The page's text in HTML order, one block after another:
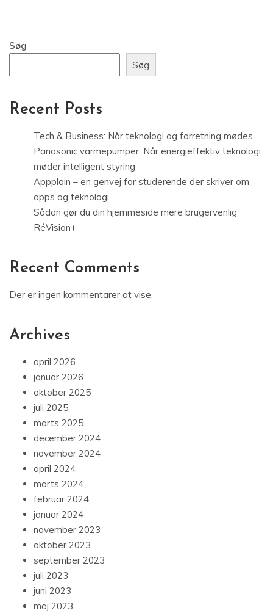
Søg
Søg
Recent Posts
Tech & Business: Når teknologi og forretning mødes
Panasonic varmepumper: Når energieffektiv teknologi
møder intelligent styring
Appplain – en genvej for studerende der skriver om
apps og teknologi
Sådan gør du din hjemmeside mere brugervenlig
RéVision+
Recent Comments
Der er ingen kommentarer at vise.
Archives
april 2026
januar 2026
oktober 2025
juli 2025
marts 2025
december 2024
november 2024
april 2024
marts 2024
februar 2024
januar 2024
november 2023
oktober 2023
september 2023
juli 2023
juni 2023
maj 2023